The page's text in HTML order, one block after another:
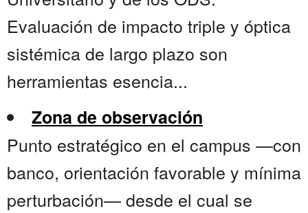
Evaluación de impacto triple y óptica
sistémica de largo plazo son
herramientas esencia...
Zona de observación
Punto estratégico en el campus —con
banco, orientación favorable y mínima
perturbación— desde el cual se